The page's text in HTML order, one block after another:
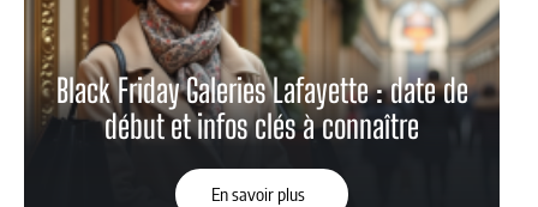
Black Friday Galeries Lafayette : date de
début et infos clés à connaître
En savoir plus